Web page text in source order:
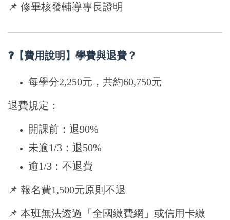
📌 修畢核發輔導專長證明
❓【費用說明】學費與退費？
每學分2,250元，共約60,750元
退費規定：
開課前：退90%
未逾1/3：退50%
逾1/3：不退費
📌 報名費1,500元原則不退
📌 本班無法透過「全國繳費網」或信用卡繳